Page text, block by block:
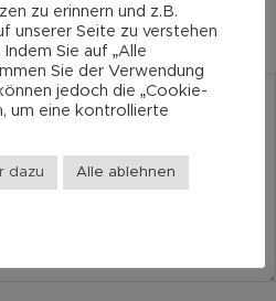
zu erinnern und z.B.
unserer Seite zu verstehen
Sie auf „Alle
Sie der Verwendung
jedoch die „Cookie-
um eine kontrollierte
dazu Alle ablehnen